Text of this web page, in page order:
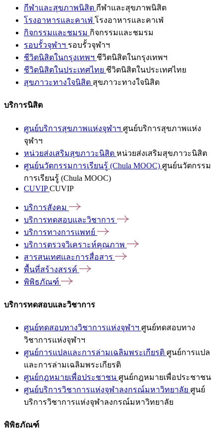
กีฬาและสุขภาพนิสิต กีฬาและสุขภาพนิสิต
โรงอาหารและคาเฟ่ โรงอาหารและคาเฟ่
กิจกรรมและชมรม กิจกรรมและชมรม
รอบรั้วจุฬาฯ รอบรั้วจุฬาฯ
ชีวิตนิสิตในกรุงเทพฯ ชีวิตนิสิตในกรุงเทพฯ
ชีวิตนิสิตในประเทศไทย ชีวิตนิสิตในประเทศไทย
สุขภาวะทางใจนิสิต สุขภาวะทางใจนิสิต
บริการนิสิต
ศูนย์บริการสุขภาพแห่งจุฬาฯ ศูนย์บริการสุขภาพแห่ง
จุฬาฯ
หน่วยส่งเสริมสุขภาวะนิสิต หน่วยส่งเสริมสุขภาวะนิสิต
ศูนย์นวัตกรรมการเรียนรู้ (Chula MOOC) ศูนย์นวัตกรรม
การเรียนรู้ (Chula MOOC)
CUVIPCUVIP
บริการสังคม
บริการทดสอบและวิชาการ
บริการทางการแพทย์
บริการตรวจวิเคราะห์คุณภาพ
สารสนเทศและการสื่อสาร
พื้นที่สร้างสรรค์
พิพิธภัณฑ์
บริการทดสอบและวิชาการ
ศูนย์ทดสอบทางวิชาการแห่งจุฬาฯ ศูนย์ทดสอบทาง
วิชาการแห่งจุฬาฯ
ศูนย์การแปลและการล่ามเฉลิมพระเกียรติ ศูนย์การแปล
และการล่ามเฉลิมพระเกียรติ
ศูนย์กฎหมายเพื่อประชาชน ศูนย์กฎหมายเพื่อประชาชน
ศูนย์บริการวิชาการแห่งจุฬาลงกรณ์มหาวิทยาลัย ศูนย์
บริการวิชาการแห่งจุฬาลงกรณ์มหาวิทยาลัย
พิพิธภัณฑ์